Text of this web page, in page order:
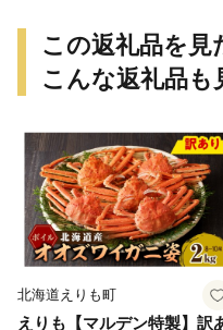
この返礼品を見
こんな返礼品も
北海道えりも町
えりも【マルデン特製】訳